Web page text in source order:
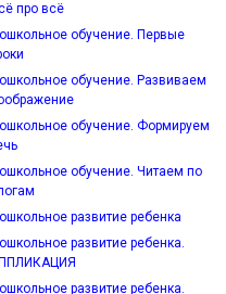
про всё
обучение. Первые
обучение. Развиваем
обучение. Формируем
обучение. Читаем по
развитие ребенка
развитие ребенка.
развитие ребенка.